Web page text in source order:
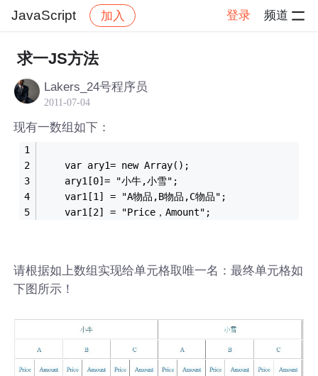
JavaScript 加入 登录 频道
社区 JavaScript
求一JS方法
Lakers_24号程序员
2011-07-04
现有一数组如下：
    var ary1= new Array();
    ary1[0]= "小牛,小雪";
    var1[1] = "A物品,B物品,C物品";
    var1[2] = "Price，Amount";
请根据如上数组实现给单元格取唯一名：最终单元格如
下图所示！